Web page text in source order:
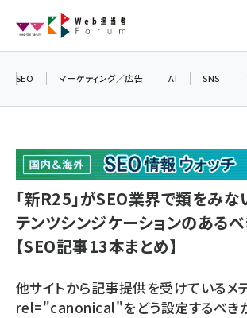
ン
seo (3524)
ai (2804)
youtube (2431)
セミナー (2306)
SEO マーケティング／広告 AI SNS
「新R25」がSEO業界で類をみな
テンツシンジケーションのあるべ
【SEO記事13本まとめ】
他サイトから記事提供を受けているメデ
rel="canonical"をどう設定するべき